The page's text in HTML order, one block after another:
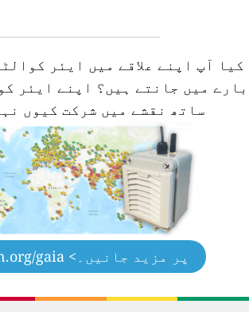
کیا آپ اپنے علاقے میں ایئر
میں جانتے ہیں؟
اپنے ایئر
ساتھ نقشے میں شرکت کیوں
پر مزید جانیں۔ > aqicn.org/gaia/ <